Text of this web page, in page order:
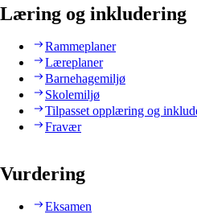
Læring og inkludering
Rammeplaner
Læreplaner
Barnehagemiljø
Skolemiljø
Tilpasset opplæring og
Fravær
Vurdering
Eksamen